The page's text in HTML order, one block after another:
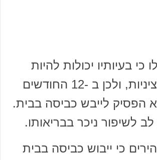
בעיותיו יכולות להיות
אפילו יותר רציניות, ולכן ב -12 החודשים
הפסיק לייבש כביסה בבית.
לשיפור ניכר בבריאותו.
כי ייבוש כביסה בבית